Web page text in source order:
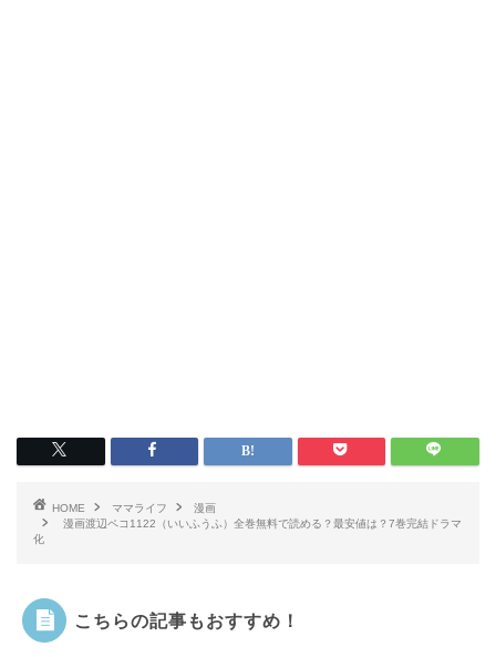
HOME ママライフ
漫画
漫画渡辺ペコ1122（いいふうふ）全巻無料で読める？最安値は？7巻完結ドラマ
化
こちらの記事もおすすめ！